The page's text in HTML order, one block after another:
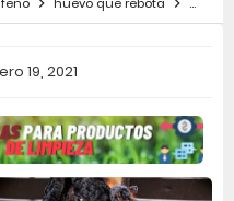
19, 2021